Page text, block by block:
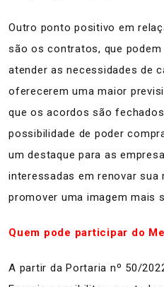
Outro ponto positivo em
são os contratos, que
atender as necessidades de
oferecerem uma maior
que os acordos são
possibilidade de poder
um destaque para as
interessadas em renovar sua
promover uma imagem mais
Quem pode participar do
A partir da Portaria nº 50/